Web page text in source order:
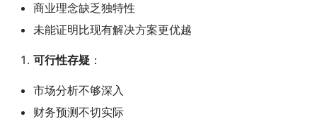
商业理念缺乏独特性
未能证明比现有解决方案更优越
可行性存疑 ：
市场分析不够深入
财务预测不切实际